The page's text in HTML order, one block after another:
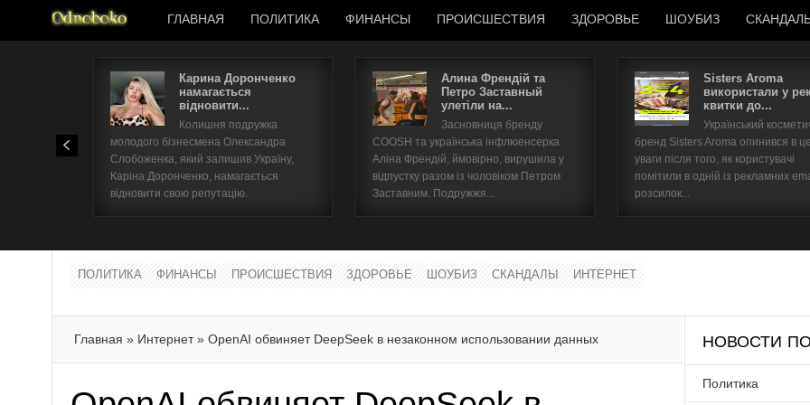
ГЛАВНАЯ ПОЛИТИКА ФИНАНСЫ ПРОИСШЕСТВИЯ ЗДОРОВЬЕ ШОУБИЗ
Карина Доронченко
намагається
відновити...
Колишня подружка
молодого бізнесмена Олександра
Слобоженка, який залишив Україну,
Каріна Доронченко, намагається
відновити свою репутацію.
Алина Френдій та
Петро Заставный
улетіли на...
Засновниця бренду
COOSH та українська інфлюенсерка
Аліна Френдій, ймовірно, вирушила у
відпустку разом із чоловіком Петром
Заставним. Подружжя...
Sisters Aroma
використали у
квитки до...
Український
бренд Sisters Aroma опинився в
уваги після того, як користувачі
помітили в одній із рекламних
розсилок...
ПОЛИТИКА ФИНАНСЫ ПРОИСШЕСТВИЯ ЗДОРОВЬЕ ШОУБИЗ СКАНДАЛЫ ИНТЕРНЕТ
Главная » Интернет» OpenAI обвиняет DeepSeek в незаконном использовании данных НОВОСТИ
Политика
Имя пользователя
Забыли имя пользователя?